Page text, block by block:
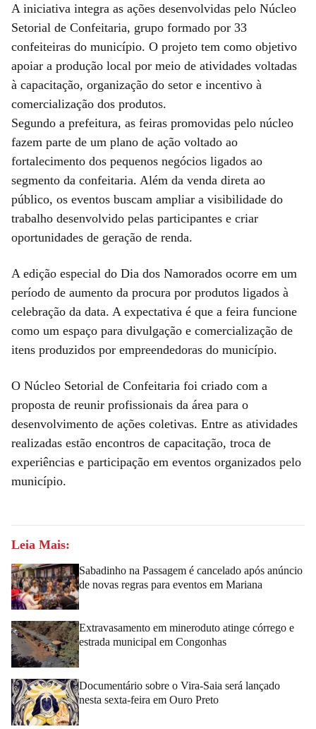
A iniciativa integra as ações desenvolvidas pelo Núcleo
Setorial de Confeitaria, grupo formado por 33
confeiteiras do município. O projeto tem como objetivo
apoiar a produção local por meio de atividades voltadas
à capacitação, organização do setor e incentivo à
comercialização dos produtos.
Segundo a prefeitura, as feiras promovidas pelo núcleo
fazem parte de um plano de ação voltado ao
fortalecimento dos pequenos negócios ligados ao
segmento da confeitaria. Além da venda direta ao
público, os eventos buscam ampliar a visibilidade do
trabalho desenvolvido pelas participantes e criar
oportunidades de geração de renda.
A edição especial do Dia dos Namorados ocorre em um
período de aumento da procura por produtos ligados à
celebração da data. A expectativa é que a feira funcione
como um espaço para divulgação e comercialização de
itens produzidos por empreendedoras do município.
O Núcleo Setorial de Confeitaria foi criado com a
proposta de reunir profissionais da área para o
desenvolvimento de ações coletivas. Entre as atividades
realizadas estão encontros de capacitação, troca de
experiências e participação em eventos organizados pelo
município.
Leia Mais:
Sabadinho na Passagem é cancelado após anúncio
de novas regras para eventos em Mariana
Extravasamento em mineroduto atinge córrego e
estrada municipal em Congonhas
Documentário sobre o Vira-Saia será lançado
nesta sexta-feira em Ouro Preto